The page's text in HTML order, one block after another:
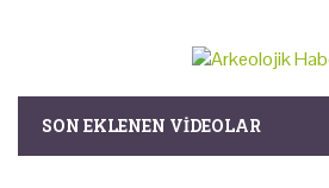
SON EKLENEN VIDEOLAR